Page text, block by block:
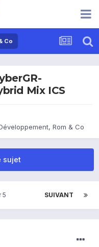
Co
Mix ICS
Rom & Co
sujet
SUIVANT
5